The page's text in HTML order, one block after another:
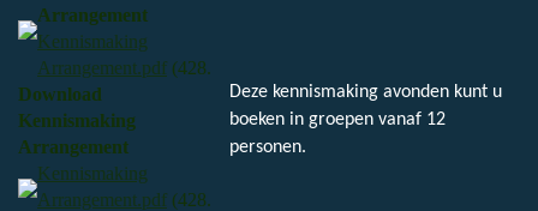
Arrangement
Kennismaking
Arrangement.pdf (428.01KB)
Download
Kennismaking
Arrangement
Kennismaking
Arrangement.pdf (428.01KB)
Deze kennismaking avonden kunt u
boeken in groepen vanaf 12
personen.